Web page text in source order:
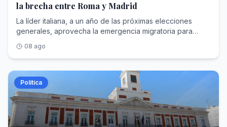
la brecha entre Roma y Madrid
La líder italiana, a un año de las próximas elecciones
generales, aprovecha la emergencia migratoria para
08 ago
Política